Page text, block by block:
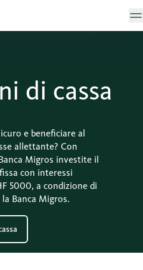
di cassa
e beneficiare al
allettante? Con
Migros investite il
con interessi
5000, a condizione di
Banca Migros.